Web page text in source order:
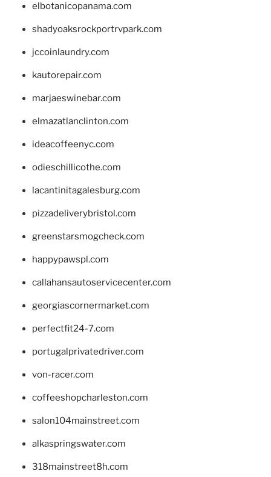
elbotanicopanama.com
shadyoaksrockportrvpark.com
jccoinlaundry.com
kautorepair.com
marjaeswinebar.com
elmazatlanclinton.com
ideacoffeenyc.com
odieschillicothe.com
lacantinitagalesburg.com
pizzadeliverybristol.com
greenstarsmogcheck.com
happypawspl.com
callahansautoservicecenter.com
georgiascornermarket.com
perfectfit24-7.com
portugalprivatedriver.com
von-racer.com
coffeeshopcharleston.com
salon104mainstreet.com
alkaspringswater.com
318mainstreet8h.com